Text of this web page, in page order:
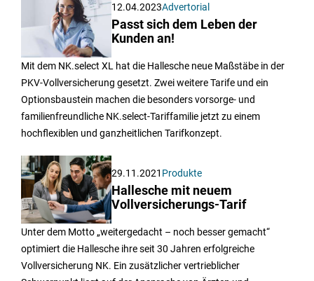
12.04.2023Advertorial
Passt sich dem Leben der
Kunden an!
Mit dem NK.select XL hat die Hallesche neue Maßstäbe in der
PKV-Vollversicherung gesetzt. Zwei weitere Tarife und ein
Optionsbaustein machen die besonders vorsorge- und
familienfreundliche NK.select-Tariffamilie jetzt zu einem
hochflexiblen und ganzheitlichen Tarifkonzept.
29.11.2021 Produkte
Hallesche mit neuem
Vollversicherungs-Tarif
Unter dem Motto „weitergedacht – noch besser gemacht“
optimiert die Hallesche ihre seit 30 Jahren erfolgreiche
Vollversicherung NK. Ein zusätzlicher vertrieblicher